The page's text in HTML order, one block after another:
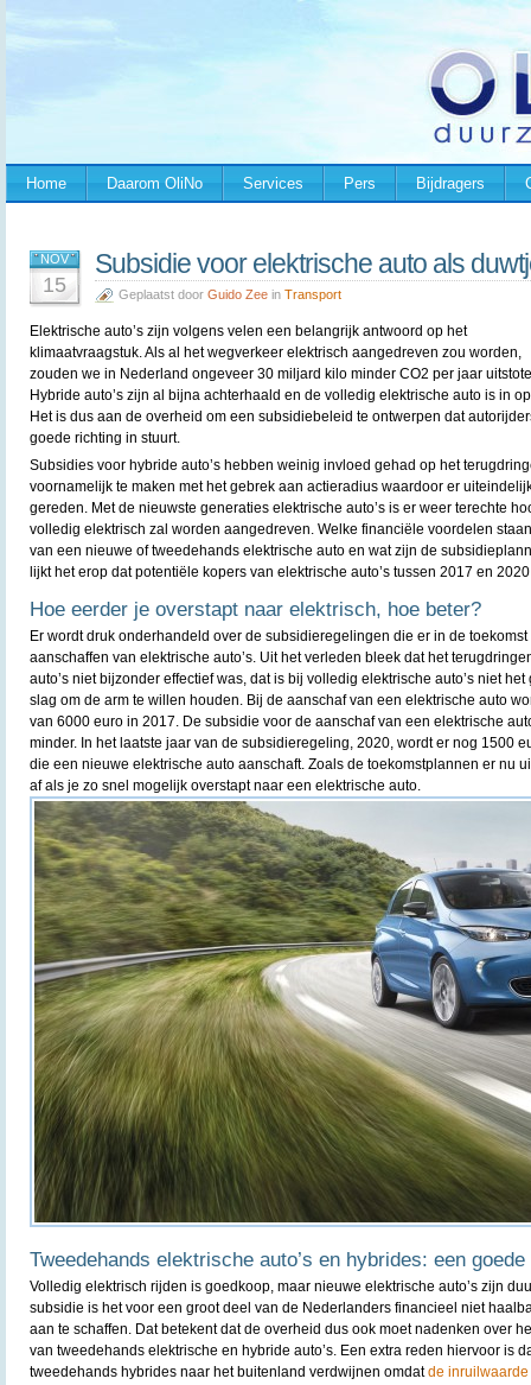
Home Daarom OliNo Services Pers Bijdragers
NOV
15
Subsidie voor elektrische auto als
Geplaatst door Guido Zee in Transport
Elektrische auto’s zijn volgens velen een belangrijk antwoord op het
klimaatvraagstuk. Als al het wegverkeer elektrisch aangedreven zou worden,
zouden we in Nederland ongeveer 30 miljard kilo minder CO2 per jaar
Hybride auto’s zijn al bijna achterhaald en de volledig elektrische auto is in
Het is dus aan de overheid om een subsidiebeleid te ontwerpen dat
goede richting in stuurt.
Subsidies voor hybride auto’s hebben weinig invloed gehad op het
voornamelijk te maken met het gebrek aan actieradius waardoor er
gereden. Met de nieuwste generaties elektrische auto’s is er weer terechte
volledig elektrisch zal worden aangedreven. Welke financiële voordelen
van een nieuwe of tweedehands elektrische auto en wat zijn de
lijkt het erop dat potentiële kopers van elektrische auto’s tussen 2017 en
Hoe eerder je overstapt naar elektrisch, hoe beter?
Er wordt druk onderhandeld over de subsidieregelingen die er in de
aanschaffen van elektrische auto’s. Uit het verleden bleek dat het
auto’s niet bijzonder effectief was, dat is bij volledig elektrische auto’s niet
slag om de arm te willen houden. Bij de aanschaf van een elektrische auto
van 6000 euro in 2017. De subsidie voor de aanschaf van een elektrische
minder. In het laatste jaar van de subsidieregeling, 2020, wordt er nog 1500
die een nieuwe elektrische auto aanschaft. Zoals de toekomstplannen er nu
af als je zo snel mogelijk overstapt naar een elektrische auto.
Tweedehands elektrische auto’s en hybrides: een
Volledig elektrisch rijden is goedkoop, maar nieuwe elektrische auto’s zijn
subsidie is het voor een groot deel van de Nederlanders financieel niet
aan te schaffen. Dat betekent dat de overheid dus ook moet nadenken over
van tweedehands elektrische en hybride auto’s. Een extra reden hiervoor is
tweedehands hybrides naar het buitenland verdwijnen omdatde